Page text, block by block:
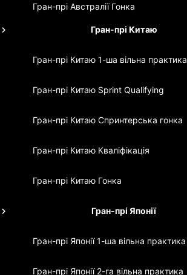
Гран-прі Австралії Гонка
Гран-прі Китаю
Гран-прі Китаю 1-ша вільна практика
Гран-прі Китаю Sprint Qualifying
Гран-прі Китаю Спринтерська гонка
Гран-прі Китаю Кваліфікація
Гран-прі Китаю Гонка
Гран-прі Японії
Гран-прі Японії 1-ша вільна практика
Гран-прі Японії 2-га вільна практика